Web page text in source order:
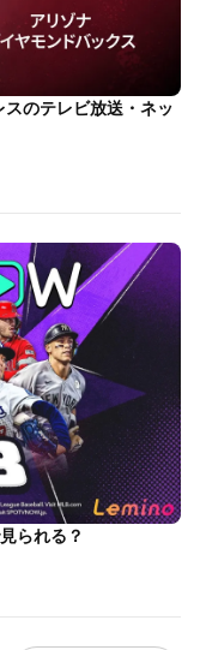
スのテレビ放送・ネッ
られる？